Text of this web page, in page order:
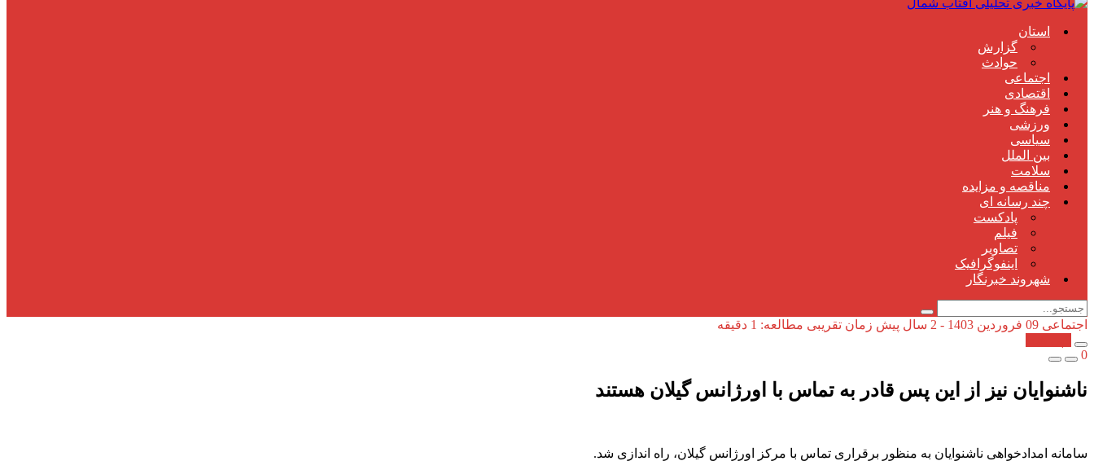
استان
گزارش
حوادث
اجتماعی
اقتصادی
فرهنگ و هنر
ورزشی
سیاسی
بین الملل
سلامت
مناقصه و مزایده
چند رسانه ای
پادکست
فیلم
تصاویر
اینفوگرافیک
شهروند خبرنگار
اجتماعی 09 فروردین 1403 - 2 سال پیش
زمان تقریبی مطالعه: 1 دقیقه
0
ناشنوایان نیز از این پس قادر به تماس با اورژانس گیلان هستند
سامانه امدادخواهی ناشنوایان به منظور برقراری تماس با مرکز اورژانس گیلان، راه اندازی شد.